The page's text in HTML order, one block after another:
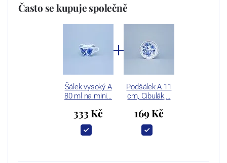
Často se kupuje společně
Šálek vysoký A
80 ml na mini…
333 Kč
Podšálek A 11
cm, Cibulák,…
169 Kč